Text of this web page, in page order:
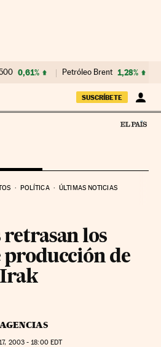
0,61% Petróleo Brent 1,28%
SUSCRÍBETE
POLÍTICA ÚLTIMAS NOTICIAS
retrasan los
producción de
Irak
AGENCIAS
17, 2003 - 18:00EDT